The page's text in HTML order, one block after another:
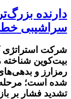
دارنده
سراشیبی
شرکت استراتژی
بیت‌کوین
رمزارز و
شده است؛
تشدید فشار بر